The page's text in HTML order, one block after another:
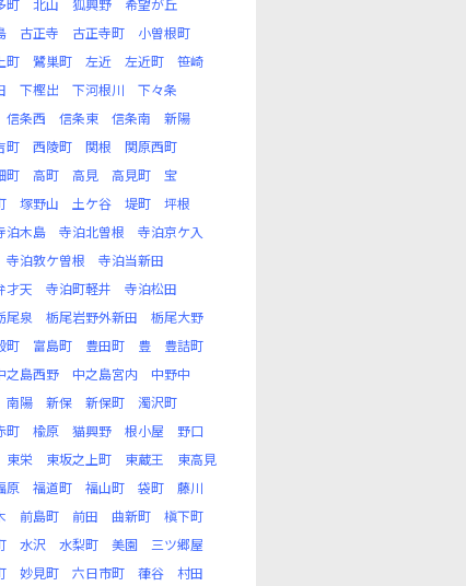
町 北山 狐興野
希望が丘
古正寺 古正寺町
小曽根町
町 鷺巣町 左近 左近町
笹崎
下樫出 下河根川
下々条
信条西 信条東 信条南
新陽
町 西陵町 関根
関原西町
町 高町 高見 高見町
宝
塚野山 土ケ谷 堤町
坪根
泊木島 寺泊北曽根
寺泊京ケ入
寺泊敦ケ曽根
寺泊当新田
才天 寺泊町軽井
寺泊松田
尾泉 栃尾岩野外新田
栃尾大野
町 富島町 豊田町 豊
豊詰町
之島西野 中之島宮内
中野中
南陽 新保 新保町
濁沢町
町 楡原 猫興野 根小屋
野口
東栄 東坂之上町 東蔵王
東高見
原 福道町 福山町 袋町
藤川
前島町 前田 曲新町
槇下町
水沢 水梨町 美園
三ツ郷屋
妙見町 六日市町 葎谷
村田